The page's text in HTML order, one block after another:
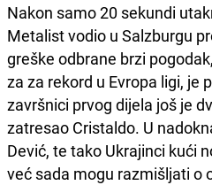
Nakon samo 20 sekundi
Metalist vodio u Salzburgu
greške odbrane brzi
za za rekord u Evropa ligi, je
završnici prvog dijela još je
zatresao Cristaldo. U
Dević, te tako Ukrajinci kući
već sada mogu razmišljati o